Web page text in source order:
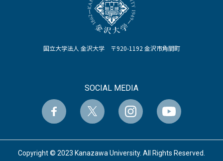
国立大学法人 金沢大学 〒920-1192 金沢市角間町
SOCIAL MEDIA
Copyright © 2023 Kanazawa University. All Rights Reserved.